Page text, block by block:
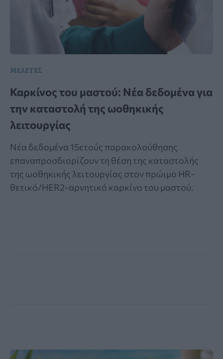
ΜΕΛΕΤΕΣ
Καρκίνος του μαστού: Νέα δεδομένα για
την καταστολή της ωοθηκικής
λειτουργίας
Νέα δεδομένα 15ετούς παρακολούθησης
επαναπροσδιορίζουν τη θέση της καταστολής
της ωοθηκικής λειτουργίας στον πρώιμο HR-
θετικό/HER2-αρνητικό καρκίνο του μαστού.